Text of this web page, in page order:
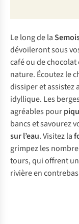
Le long de la
dévoileront sous
café ou de
nature. Écoutez le
dissiper et assistez
idyllique. Les
agréables pour
bancs et savourez
sur l’eau. Visitez la
grimpez les
tours, qui offrent
rivière en